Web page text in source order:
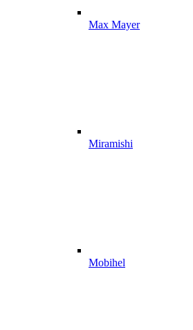
Max Mayer
Miramishi
Mobihel